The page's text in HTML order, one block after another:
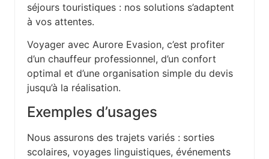
séjours touristiques : nos solutions s’adaptent
à vos attentes.
Voyager avec Aurore Evasion, c’est profiter
d’un chauffeur professionnel, d’un confort
optimal et d’une organisation simple du devis
jusqu’à la réalisation.
Exemples d’usages
Nous assurons des trajets variés : sorties
scolaires, voyages linguistiques, événements